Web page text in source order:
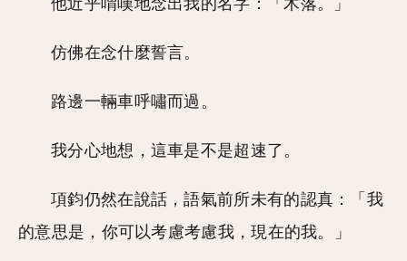
他近乎喟嘆地念出我的名字：「木落。」
仿佛在念什麼誓言。
路邊一輛車呼嘯而過。
我分心地想，這車是不是超速了。
項鈞仍然在說話，語氣前所未有的認真：「我
的意思是，你可以考慮考慮我，現在的我。」